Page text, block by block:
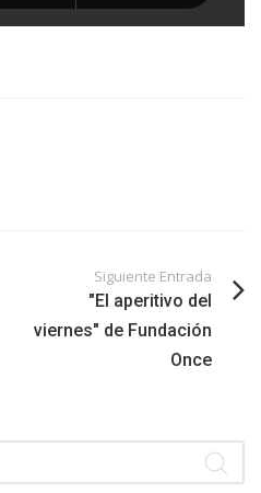
Siguiente Entrada
"El aperitivo del
viernes" de Fundación
Once